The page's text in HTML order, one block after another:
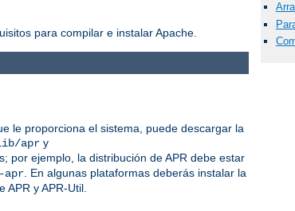
para compilar e instalar Apache.
le proporciona el sistema, puede descargar la
apr y
por ejemplo, la distribución de APR debe estar
apr . En algunas plataformas deberás instalar la
y APR-Util.